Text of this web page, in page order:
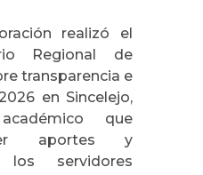
realizó el
Regional de
transparencia e
en Sincelejo,
que
aportes y
los servidores